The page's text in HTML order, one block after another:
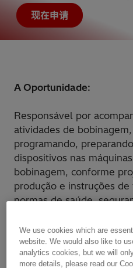
现在申请
A Oportunidade:
Responsável por
atividades de
programando,
dispositivos nas
bobinagem, conforme
produção e instruções
normas de saúde,
qualidade.
Como você causará
We use cookies which are
website. We would also like to
analytics cookies, but we will
more details, please read our